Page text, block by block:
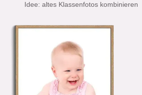
Idee: altes Klassenfotos kombinieren